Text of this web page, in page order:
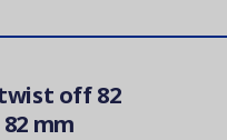
off 82
mm